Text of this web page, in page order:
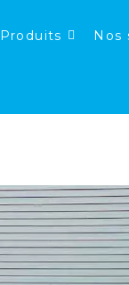
Produits Nos